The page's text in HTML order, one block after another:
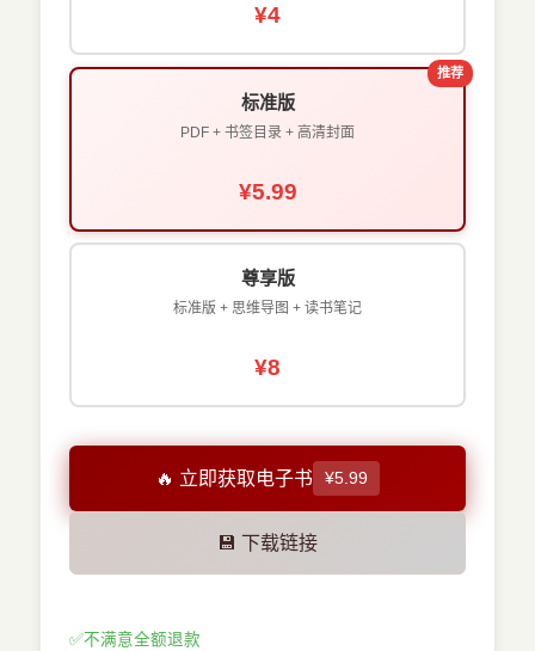
¥4
推荐
标准版
PDF + 书签目录 + 高清封面
¥5.99
尊享版
标准版 + 思维导图 + 读书笔记
¥8
🔥 立即获取电子书 ¥5.99
💾 下载链接
✅不满意全额退款